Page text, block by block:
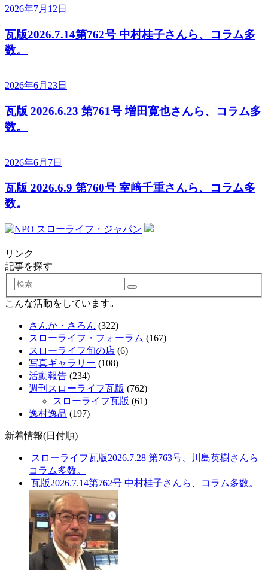
2026年7月12日
瓦版2026.7.14第762号 中村桂子さんら、コラム多
数。
2026年6月23日
瓦版 2026.6.23 第761号 増田寛也さんら、コラム多
数。
2026年6月7日
瓦版 2026.6.9 第760号 室﨑千重さんら、コラム多
数。
リンク
記事を探す
検
索
こんな活動をしています｡
さんか・さろん (322)
スローライフ・フォーラム (167)
スローライフ旬の店 (6)
写真ギャラリー (108)
活動報告 (234)
週刊スローライフ瓦版 (762)
スローライフ瓦版 (61)
逸村逸品 (197)
新着情報(日付順)
スローライフ瓦版2026.7.28 第763号、川島英樹さんら
コラム多数。
瓦版2026.7.14第762号 中村桂子さんら、コラム多数。